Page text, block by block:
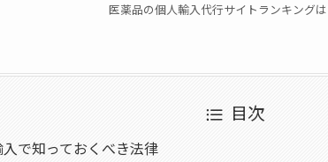
医薬品の個人輸入代行サイトランキング
目次
で知っておくべき法律